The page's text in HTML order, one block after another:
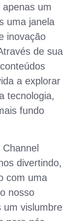
um
uma janela
inovação
de sua
a explorar
tecnologia,
fundo
divertindo,
com uma
nosso
um vislumbre